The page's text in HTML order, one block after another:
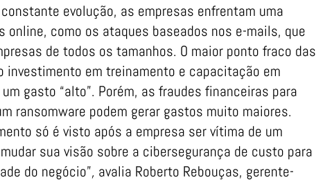
evolução, as empresas enfrentam uma
online, como os ataques baseados nos e-mails, que
de todos os tamanhos. O maior ponto fraco das
investimento em treinamento e capacitação em
gasto “alto”. Porém, as fraudes financeiras para
ransomware podem gerar gastos muito maiores.
só é visto após a empresa ser vítima de um
sua visão sobre a cibersegurança de custo para
do negócio”, avalia Roberto Rebouças, gerente-